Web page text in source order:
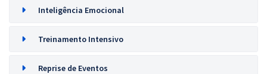
Inteligência Emocional
Treinamento Intensivo
Reprise de Eventos